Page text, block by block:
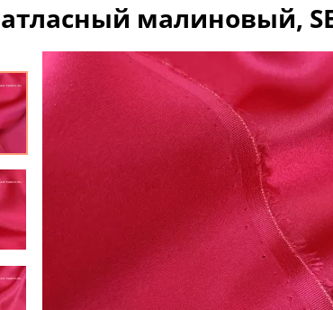
малиновый,